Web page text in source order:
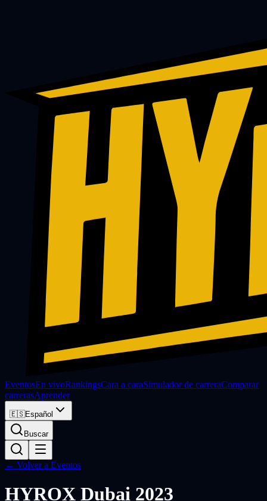
EventosEn vivoRankingsCara a caraSimulador de carreraComparar
carrerasAprender
🇪🇸Español
Buscar
← Volver a Eventos
HYROX Dubai 2023